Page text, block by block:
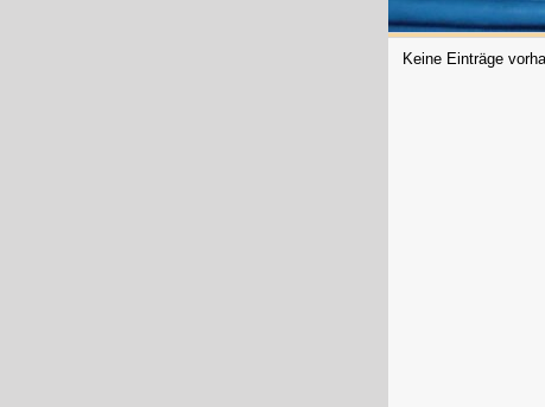
Keine Einträge